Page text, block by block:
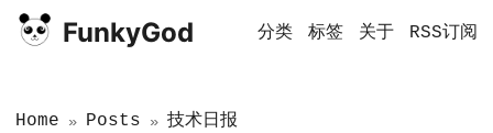
FunkyGod 分类 标签 关于 RSS订阅
Home » Posts » 技术日报